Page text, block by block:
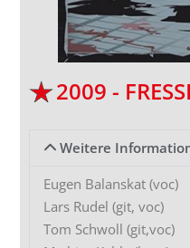
2009 -
Weitere
Eugen Balanskat (voc)
Lars Rudel (git, voc)
Tom Schwoll (git,voc)